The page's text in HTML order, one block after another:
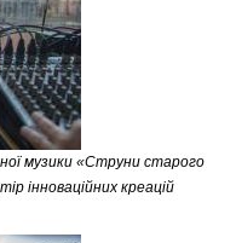
музики «Струни старого
інноваційних креацій